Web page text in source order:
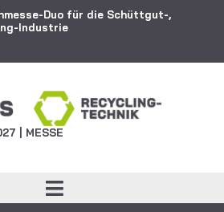
Duo für die Schüttgut-,
Industrie
| MESSE